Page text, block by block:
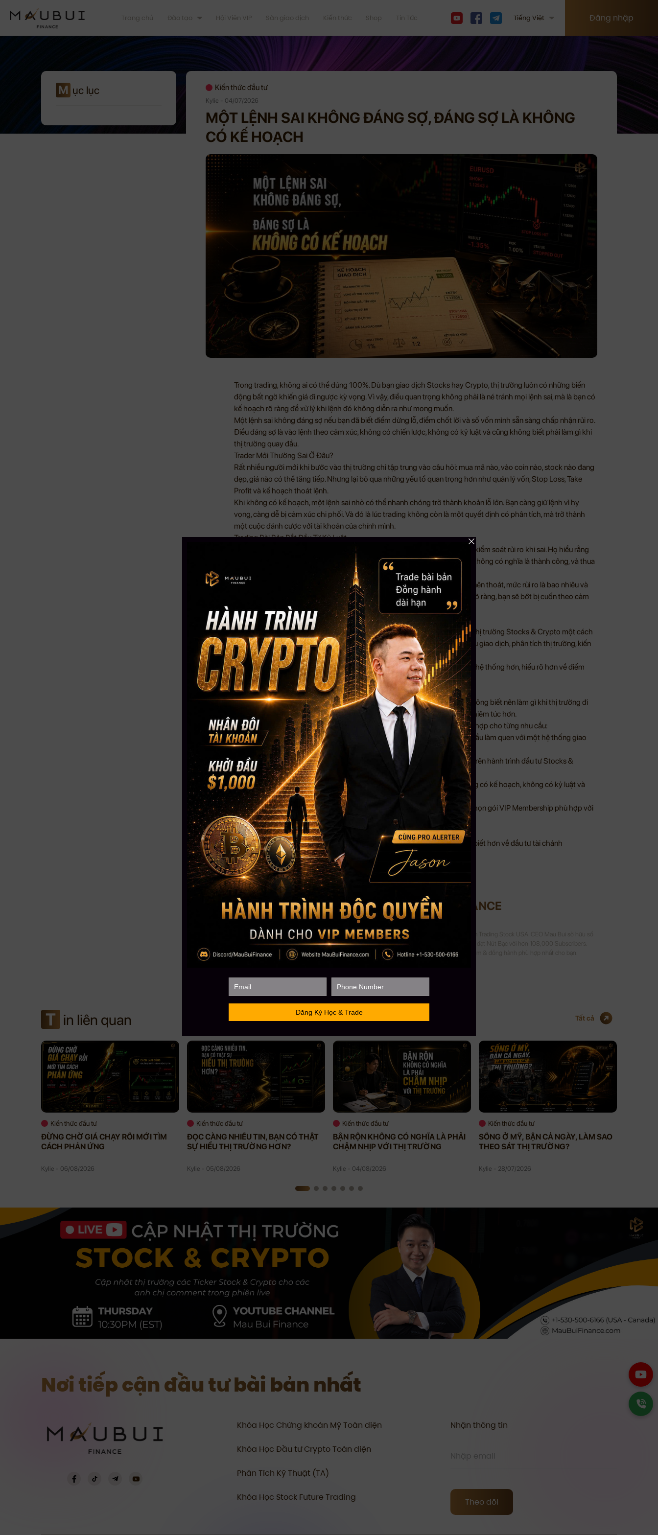
Trang chủ Đào tạo Hội Viên VIP Sàn giao dịch Kiến thức Shop Tin Tức Tiếng Việt Đăng nhập
M ục lục Kiến thức đầu tư
Kylie - 04/07/2026
MỘT LỆNH SAI KHÔNG ĐÁNG SỢ, ĐÁNG SỢ LÀ KHÔNG
CÓ KẾ HOẠCH
Trong trading, không ai có thể đúng 100%. Dù bạn giao dịch Stocks hay Crypto, thị trường luôn có những biến
động bất ngờ khiến giá đi ngược kỳ vọng. Vì vậy, điều quan trọng không phải là né tránh mọi lệnh sai, mà là bạn có
kế hoạch rõ ràng để xử lý khi lệnh đó không diễn ra như mong muốn.
Một lệnh sai không đáng sợ nếu bạn đã biết điểm dừng lỗ, điểm chốt lời và số vốn mình sẵn sàng chấp nhận rủi ro.
Điều đáng sợ là vào lệnh theo cảm xúc, không có chiến lược, không có kỷ luật và cũng không biết phải làm gì khi
thị trường quay đầu.
Trader Mới Thường Sai Ở Đâu?
Rất nhiều người mới khi bước vào thị trường chỉ tập trung vào câu hỏi: mua mã nào, vào coin nào, stock nào đang
đẹp, giá nào có thể tăng tiếp. Nhưng lại bỏ qua những yếu tố quan trọng hơn như quản lý vốn, Stop Loss, Take
Profit và kế hoạch thoát lệnh.
Khi không có kế hoạch, một lệnh sai nhỏ có thể nhanh chóng trở thành khoản lỗ lớn. Bạn càng giữ lệnh vì hy
vọng, càng dễ bị cảm xúc chi phối. Và đó là lúc trading không còn là một quyết định có phân tích, mà trở thành
một cuộc đánh cược với tài khoản của chính mình.
Trading Bài Bản Bắt Đầu Từ Kỷ Luật
Một trader có kinh nghiệm không phải là người luôn thắng, mà là người biết kiểm soát rủi ro khi sai. Họ hiểu rằng
mỗi lệnh giao dịch chỉ là một phần trong cả hành trình dài. Thắng một lệnh không có nghĩa là thành công, và thua
một lệnh cũng không có nghĩa là thất bại nếu bạn vẫn giữ được kỷ luật.
Trading bài bản cần có hệ thống. Bạn cần biết vì sao mình vào lệnh, khi nào nên thoát, mức rủi ro là bao nhiêu và
điều kiện nào khiến kế hoạch giao dịch không còn hợp lệ. Khi có kế hoạch rõ ràng, bạn sẽ bớt bị cuốn theo cảm
xúc và có khả năng ra quyết định tỉnh táo hơn trước biến động thị trường.
VIP Membership Giúp Bạn Tiếp Cận Thị Trường Có Kỷ Luật Hơn
VIP Membership của Mau Bui Finance được xây dựng để giúp bạn tiếp cận thị trường Stocks & Crypto một cách
bài bản hơn. Thay vì tự giao dịch trong sự mơ hồ, bạn có thể theo dõi tín hiệu giao dịch, phân tích thị trường, kiến
thức trading thực chiến và nhận sự hỗ trợ từ VIP Team.
Đây là môi trường phù hợp cho những ai muốn học cách nhìn thị trường có hệ thống hơn, hiểu rõ hơn về điểm
vào, điểm ra, quản lý rủi ro và xây dựng tư duy đầu tư có kỷ luật.
July 4th Offer — Cơ Hội Để Bắt Đầu Lại Bài Bản Hơn
Nếu bạn từng vào lệnh theo cảm xúc, từng giữ lệnh sai quá lâu hoặc từng không biết nên làm gì khi thị trường đi
ngược kỳ vọng, đây có thể là thời điểm phù hợp để bắt đầu lại một cách nghiêm túc hơn.
Trong chương trình July 4th Offer, Mau Bui Finance mang đến lựa chọn phù hợp cho từng nhu cầu:
Gói Gold 3 tháng dành cho bạn muốn trải nghiệm VIP Membership và bắt đầu làm quen với một hệ thống giao
dịch có định hướng hơn.
Gói Platinum 6 tháng tặng thêm 1 tháng VIP dành cho bạn muốn đi xa hơn trên hành trình đầu tư Stocks &
Crypto cùng đội ngũ đồng hành.
Một lệnh sai không đáng sợ. Điều đáng sợ là bạn tiếp tục giao dịch mà không có kế hoạch, không có kỷ luật và
không có người đồng hành.
Inbox Mau Bui Finance ngay hôm nay để được tư vấn về July 4th Offer và chọn gói VIP Membership phù hợp với
bạn.
——————–
MAU BUI FINANCE – Với sứ mệnh giúp hàng triệu người Việt toàn cầu hiểu biết hơn về đầu tư tài chánh
Hotline: +1-530-500-6166 (USA – Canada only)
MauBuiFinance.com
Tham gia Discord VIP Group: https://go.maubuifinance.com/vip2
FOUNDER & CEO MAU BUI FINANCE
CEO MBF
Với kinh nghiệm chinh chiến gần 12 năm Trading Crypto và 8 năm Trading Stock USA. CEO Mau Bui sở hữu số
lượng học viên trên toàn cầu lên đến gần 5000+, kênh Youtube đạt Nút Bạc với hơn 108,000 Subscribers.
CEO Mau Bui sẽ là người coaching hướng dẫn, chia sẻ kinh nghiệm & đồng hành phù hợp nhất cho bạn.
T in liên quan Tất cả
Kiến thức đầu tư
ĐỪNG CHỜ GIÁ CHẠY RỒI MỚI TÌM
CÁCH PHẢN ỨNG
Kylie - 06/08/2026
Kiến thức đầu tư
ĐỌC CÀNG NHIỀU TIN, BẠN CÓ THẬT
SỰ HIỂU THỊ TRƯỜNG HƠN?
Kylie - 05/08/2026
Kiến thức đầu tư
BẬN RỘN KHÔNG CÓ NGHĨA LÀ PHẢI
CHẬM NHỊP VỚI THỊ TRƯỜNG
Kylie - 04/08/2026
Kiến thức đầu tư
SỐNG Ở MỸ, BẬN CẢ NGÀY, LÀM SAO
THEO SÁT THỊ TRƯỜNG?
Kylie - 28/07/2026
Nơi tiếp cận đầu tư bài bản nhất
Khóa Học Chứng khoán Mỹ Toàn diện
Khóa Học Đầu tư Crypto Toàn diện
Phân Tích Kỹ Thuật (TA)
Khóa Học Stock Future Trading
Nhận thông tin
Theo dõi